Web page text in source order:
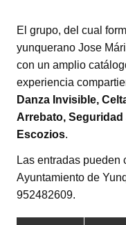
El grupo, del cual
yunquerano Jose
con un amplio
experiencia
Danza Invisible,
Arrebato,
Escozios.
Las entradas pueden
Ayuntamiento de
952482609.